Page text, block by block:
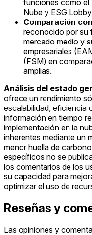
funciones como el
Nube y ESG
Comparación
reconocido por su
mercado medio y
empresariales
(FSM) en
amplias.
Análisis del estado
ofrece un rendimiento
escalabilidad, eficiencia
información en tiempo
implementación en la
inherentes mediante un
menor huella de
específicos no se
los comentarios de los
su capacidad para
optimizar el uso de
Reseñas y
Las opiniones y